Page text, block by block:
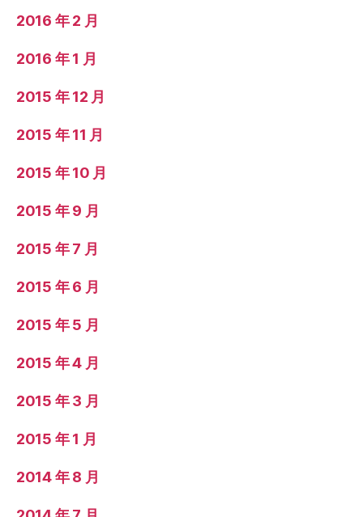
2016 年 2 月
2016 年 1 月
2015 年 12 月
2015 年 11 月
2015 年 10 月
2015 年 9 月
2015 年 7 月
2015 年 6 月
2015 年 5 月
2015 年 4 月
2015 年 3 月
2015 年 1 月
2014 年 8 月